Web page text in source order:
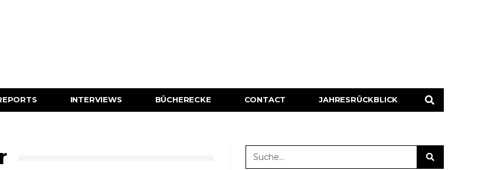
INTERVIEWS BÜCHERECKE CONTACT JAHRESRÜCKBLICK